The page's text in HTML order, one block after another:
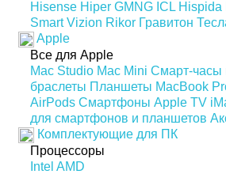
Hisense Hiper GMNG ICL Hispida
Smart Vizion Rikor Гравитон
Apple
Все для Apple
Mac Studio Mac Mini Смарт-часы
браслеты Планшеты MacBook
AirPods Смартфоны Apple TV
для смартфонов и планшетов
Комплектующие для ПК
Процессоры
Intel AMD